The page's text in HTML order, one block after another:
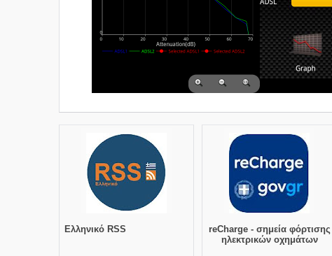
Ελληνικό RSS
reCharge - σημεία φόρτισης
ηλεκτρικών οχημάτων